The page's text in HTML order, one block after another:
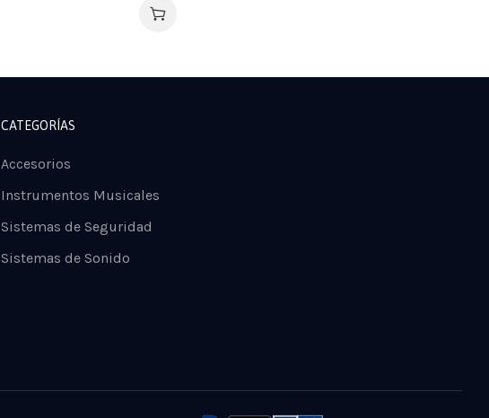
CATEGORÍAS
Accesorios
Instrumentos Musicales
Sistemas de Seguridad
Sistemas de Sonido